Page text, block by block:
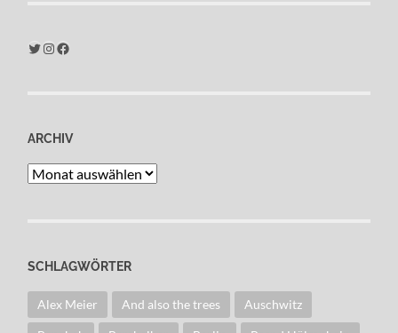
Twitter Instagram Facebook
ARCHIV
Archiv
SCHLAGWÖRTER
Alex Meier And also the trees Auschwitz